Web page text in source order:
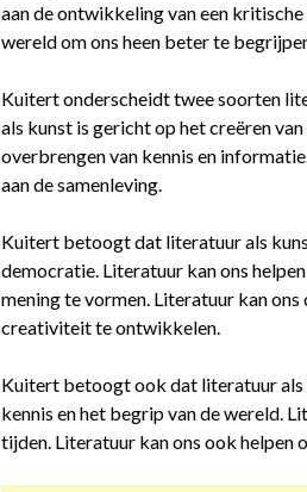
aan de ontwikkeling van een
wereld om ons heen beter te
Kuitert onderscheidt twee soorten
als kunst is gericht op het creëren
overbrengen van kennis en
aan de samenleving.
Kuitert betoogt dat literatuur als
democratie. Literatuur kan ons
mening te vormen. Literatuur kan
creativiteit te ontwikkelen.
Kuitert betoogt ook dat literatuur als
kennis en het begrip van de wereld.
tijden. Literatuur kan ons ook helpen